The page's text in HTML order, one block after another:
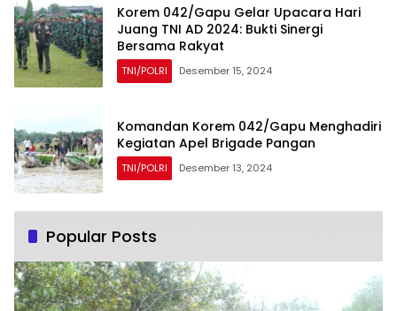
Korem 042/Gapu Gelar Upacara Hari
Juang TNI AD 2024: Bukti Sinergi
Bersama Rakyat
TNI/POLRI Desember 15, 2024
Komandan Korem 042/Gapu Menghadiri
Kegiatan Apel Brigade Pangan
TNI/POLRI Desember 13, 2024
Popular Posts